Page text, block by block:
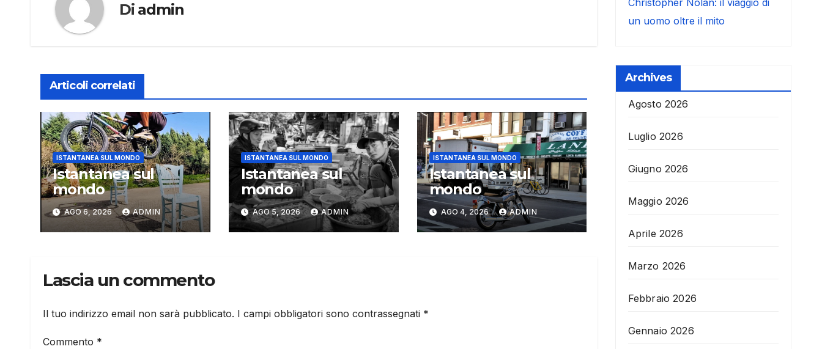
Di admin
Articoli correlati
ISTANTANEA SUL MONDO
Istantanea sul
mondo
AGO 6, 2026 ADMIN
ISTANTANEA SUL MONDO
Istantanea sul
mondo
AGO 5, 2026 ADMIN
ISTANTANEA SUL MONDO
Istantanea sul
mondo
AGO 4, 2026 ADMIN
Lascia un commento
Il tuo indirizzo email non sarà pubblicato. I campi obbligatori sono contrassegnati *
Commento *
Christopher Nolan: il viaggio di
un uomo oltre il mito
Archives
Agosto 2026
Luglio 2026
Giugno 2026
Maggio 2026
Aprile 2026
Marzo 2026
Febbraio 2026
Gennaio 2026